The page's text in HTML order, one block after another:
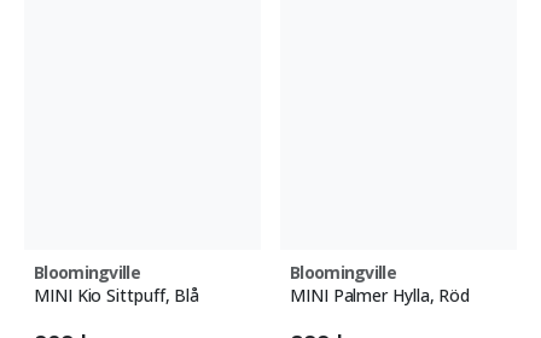
Bloomingville
MINI Kio Sittpuff, Blå
Bloomingville
MINI Palmer Hylla, Röd